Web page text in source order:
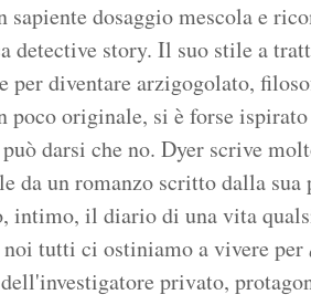
sapiente dosaggio mescola e
detective story. Il suo stile a
per diventare arzigogolato,
poco originale, si è forse
darsi che no. Dyer scrive
da un romanzo scritto dalla sua
intimo, il diario di una vita
tutti ci ostiniamo a vivere per
privato,